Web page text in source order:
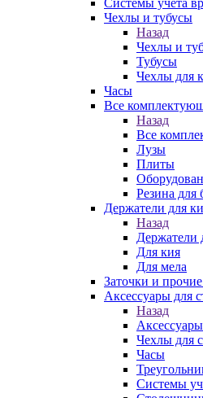
Системы учета
Чехлы и тубусы
Назад
Чехлы и
Тубусы
Чехлы для
Часы
Все
Назад
Все
Лузы
Плиты
Резина для
Держатели для
Назад
Держатели
Для кия
Для мела
Заточки и
Аксессуары для
Назад
Чехлы для
Часы
Системы